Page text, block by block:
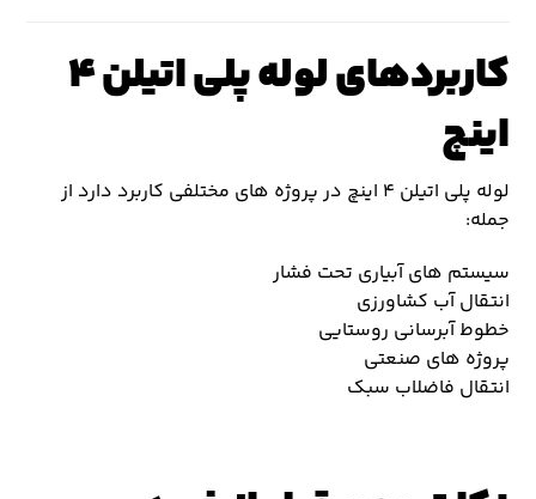
کاربردهای لوله پلی اتیلن ۴
اینچ
لوله پلی اتیلن ۴ اینچ در پروژه های مختلفی کاربرد دارد از
جمله:
سیستم های آبیاری تحت فشار
انتقال آب کشاورزی
خطوط آبرسانی روستایی
پروژه های صنعتی
انتقال فاضلاب سبک